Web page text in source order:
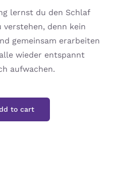
lernst du den Schlaf
verstehen, denn kein
gemeinsam erarbeiten
wieder entspannt
aufwachen.
to cart